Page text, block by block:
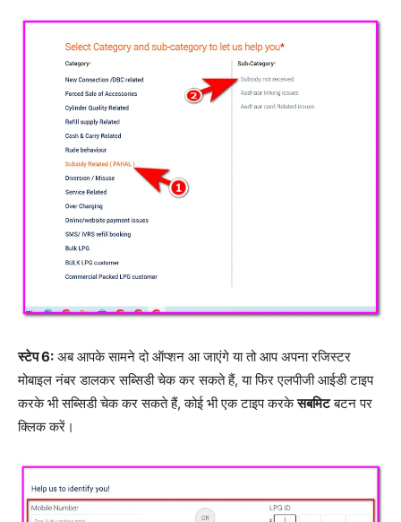
स्टेप 6: अब आपके सामने दो ऑप्शन आ जाएंगे या तो आप अपना रजिस्टर
मोबाइल नंबर डालकर सब्सिडी चेक कर सकते हैं, या फिर एलपीजी आईडी टाइप
करके भी सब्सिडी चेक कर सकते हैं, कोई भी एक टाइप करकेसबमिटबटन पर
क्लिक करें।